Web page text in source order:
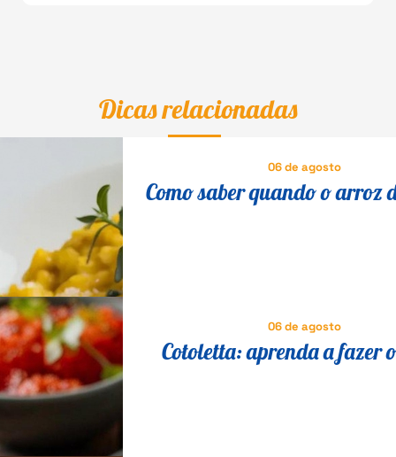
Dicas relacionadas
06 de agosto
Como saber quando o arroz
06 de agosto
Cotoletta: aprenda a fazer